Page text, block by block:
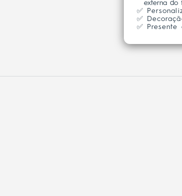
externa do
✅
✅
✅